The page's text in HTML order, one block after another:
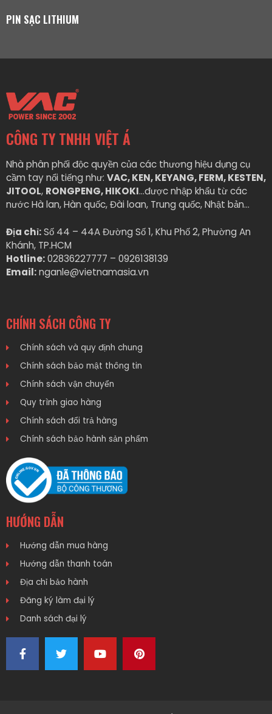
PIN SẠC LITHIUM
CÔNG TY TNHH VIỆT Á
Nhà phân phối độc quyền của các thương hiệu dụng cụ
cầm tay nổi tiếng như: VAC, KEN, KEYANG, FERM, KESTEN,
JITOOL, RONGPENG, HIKOKI…được nhập khẩu từ các
nước Hà lan, Hàn quốc, Đài loan, Trung quốc, Nhật bản…
Địa chỉ:Số 44 – 44A Đường Số 1, Khu Phố 2, Phường An
Khánh, TP.HCM
Hotline:02836227777 – 0926138139
Email:nganle@vietnamasia.vn
CHÍNH SÁCH CÔNG TY
Chính sách và quy định chung
Chính sách bảo mật thông tin
Chính sách vận chuyển
Quy trình giao hàng
Chính sách đổi trả hàng
Chính sách bảo hành sản phẩm
HƯỚNG DẪN
Hướng dẫn mua hàng
Hướng dẫn thanh toán
Địa chỉ bảo hành
Đăng ký làm đại lý
Danh sách đại lý